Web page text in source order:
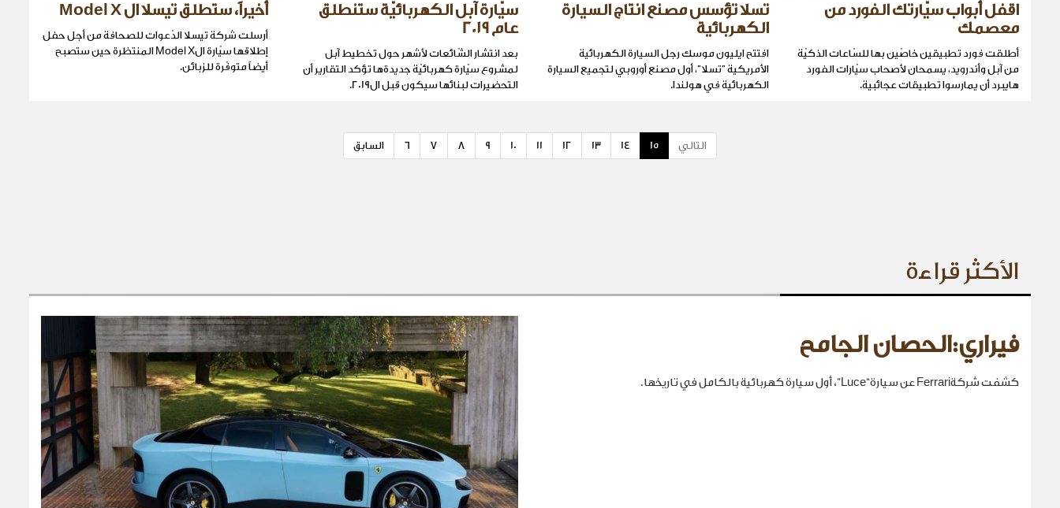
اقفل أبواب سيّارتك الفورد من
معصمك
أطلقت فورد تطبيقين خاصّين بها للسّاعات الذكيّة
من آبل وأندرويد، يسمحان لأصحاب سيّارات الفورد
هايبرد أن يمارسوا تطبيقات عجائبية.
تسلا تؤسس مصنع انتاج السيارة
الكهربائية
افتتح ايليون موسك رجل السيارة الكهربائية
الأمريكية "تسلا"، أول مصنع أوروبي لتجميع السيارة
الكهربائية في هولندا.
سيّارة آبل الكهربائيّة ستنطلق
عام 2019
بعد انتشار الشّائعات لأشهر حول تخطيط آبل
لمشروع سيّارة كهربائيّة جديدةها تؤكد التقارير أن
التحضيرات لبنائها سيكون قبل ال2019.
أخيراً، ستطلق تيسلا ال Model X
أرسلت شركة تيسلا الدّعوات للصحافة من أجل حفل
إطلاقها سيّارة الModel X المنتظرة حين ستصبح
أيضاً متوفّرة للزبائن.
السابق 6 7 8 9 10 11 12 13 14 15 التالي
الأكثر قراءة
فيراري:الحصان الجامح
كشفت شركةFerrari عن سيارة“Luce”، أول سيارة كهربائية بالكامل في تاريخها.